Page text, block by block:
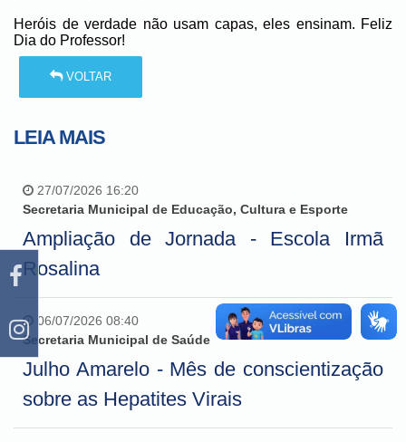
Heróis de verdade não usam capas, eles ensinam. Feliz
Dia do Professor!
VOLTAR
LEIA MAIS
27/07/2026 16:20
Secretaria Municipal de Educação, Cultura e Esporte
Ampliação de Jornada - Escola Irmã
Rosalina
06/07/2026 08:40
Secretaria Municipal de Saúde
Julho Amarelo - Mês de conscientização
sobre as Hepatites Virais